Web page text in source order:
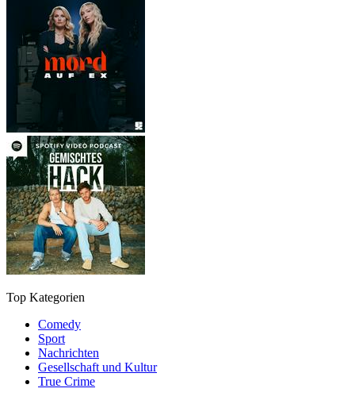
Top Kategorien
Comedy
Sport
Nachrichten
Gesellschaft und Kultur
True Crime